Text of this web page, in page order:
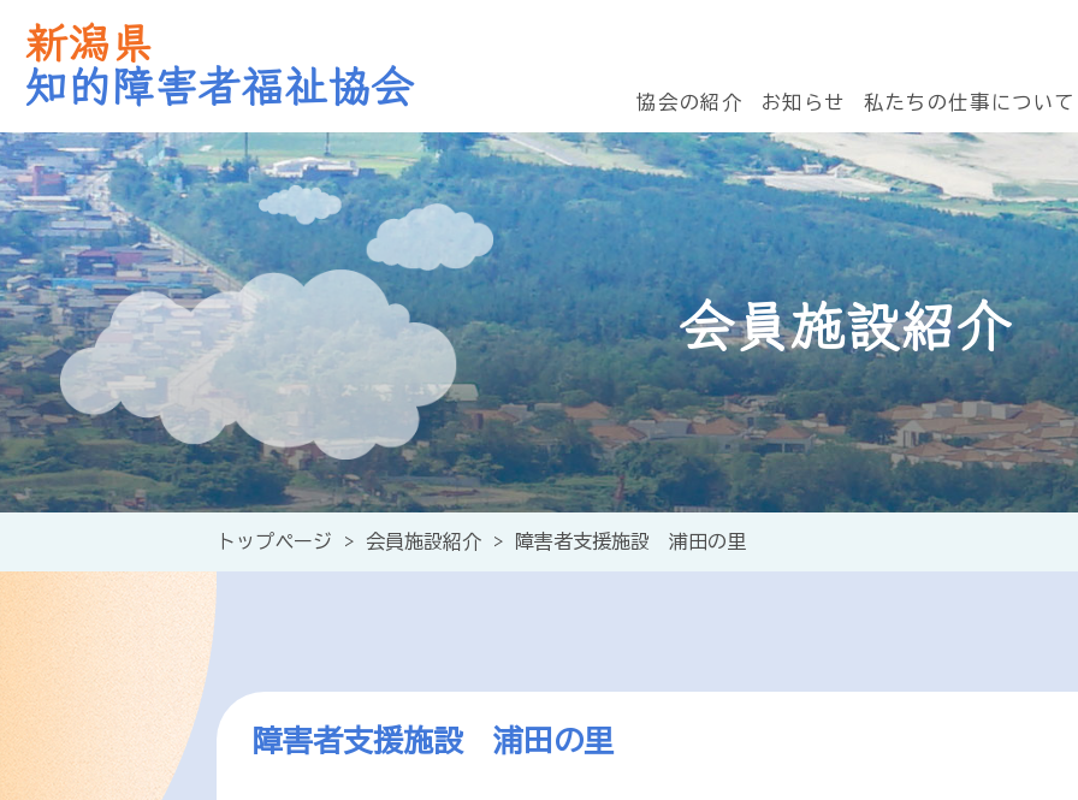
新潟県
知的障害者福祉協会 協会の紹介 お知らせ 私たちの仕事について
会員施設紹介
トップページ > 会員施設紹介 > 障害者支援施設 浦田の里
障害者支援施設 浦田の里